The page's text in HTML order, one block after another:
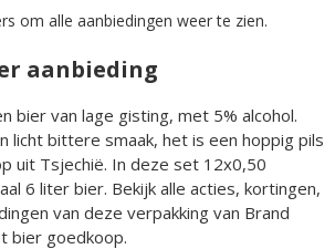
om alle aanbiedingen weer te zien.
aanbieding
bier van lage gisting, met 5% alcohol.
licht bittere smaak, het is een hoppig pils
uit Tsjechië. In deze set 12x0,50
6 liter bier. Bekijk alle acties, kortingen,
van deze verpakking van Brand
bier goedkoop.